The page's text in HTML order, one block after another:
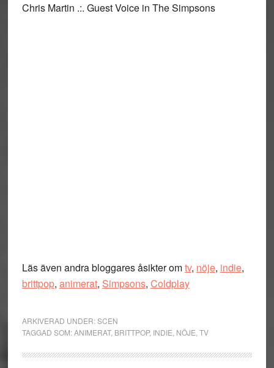
Chris Martin .:. Guest Voice in The Simpsons
Läs även andra bloggares åsikter omtv, nöje, indie,
brittpop, animerat, Simpsons, Coldplay
ARKIVERAD UNDER:SCEN
TAGGAD SOM:ANIMERAT, BRITTPOP, INDIE NÖJE TV